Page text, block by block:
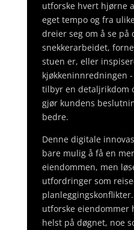
utforske hvert hjørne
eget tempo og fra
dreier seg om å se på
snekkerarbeidet,
stuen er, eller
kjøkkeninnredningen
tilbyr en detaljrikdom
gjør kundens
bedre.
Denne digitale
bare mulig å få en
eiendommen, men
utfordringer som
utforske eiendommer
helst på døgnet, noe